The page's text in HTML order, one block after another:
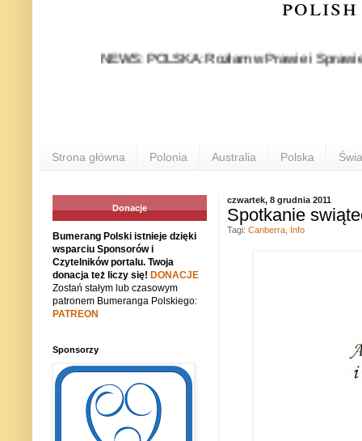
NEWS: POLSKA: Rozłam w Prawie i
Strona główna Polonia Australia Polska
czwartek, 8 grudnia 2011
Spotkanie
Tagi: Canberra Info
Donacje
Bumerang Polski istnieje dzięki
wsparciu Sponsorów i
Czytelników portalu. Twoja
donacja też liczy się! DONACJE
Zostań stałym lub czasowym
patronem Bumeranga Polskiego:
PATREON
Sponsorzy